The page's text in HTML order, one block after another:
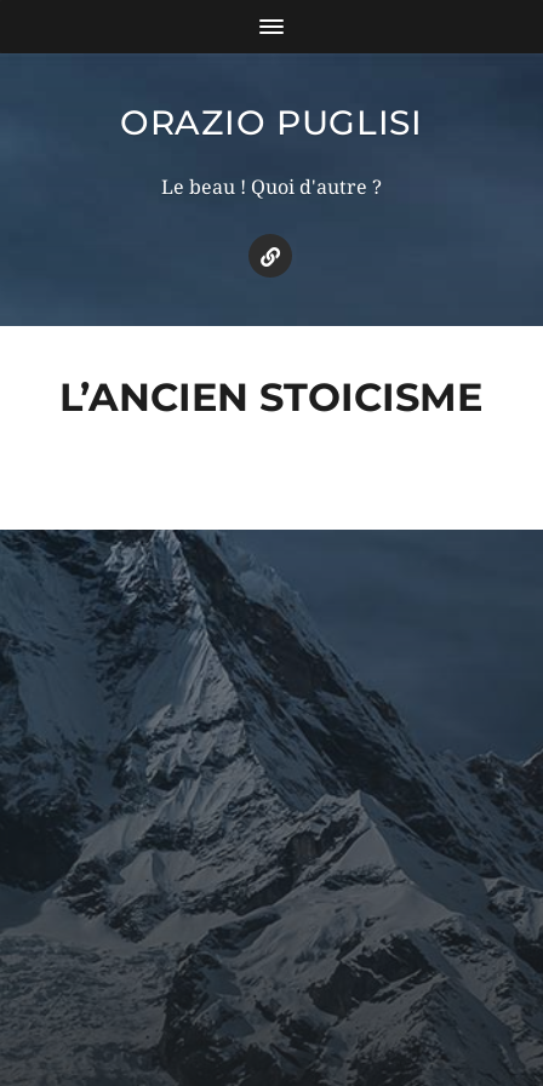
ORAZIO PUGLISI
Le beau ! Quoi d'autre ?
L’ANCIEN STOICISME
ARCHIVES
mars 2026
février 2026
décembre 2025
septembre 2024
août 2024
CATÉGORIES
Conférences
conférences échecs
Echecs